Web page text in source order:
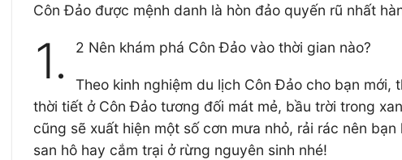
Côn Đảo được mệnh danh là hòn đảo quyến rũ nhất
1. 2 Nên khám phá Côn Đảo vào thời gian nào?
Theo kinh nghiệm du lịch Côn Đảo cho bạn
thời tiết ở Côn Đảo tương đối mát mẻ, bầu trời trong
cũng sẽ xuất hiện một số cơn mưa nhỏ, rải rác nên
san hô hay cắm trại ở rừng nguyên sinh nhé!